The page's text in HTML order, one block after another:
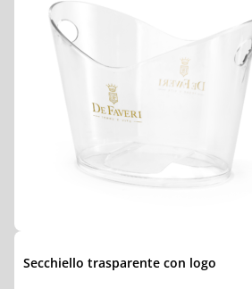
Secchiello trasparente con logo